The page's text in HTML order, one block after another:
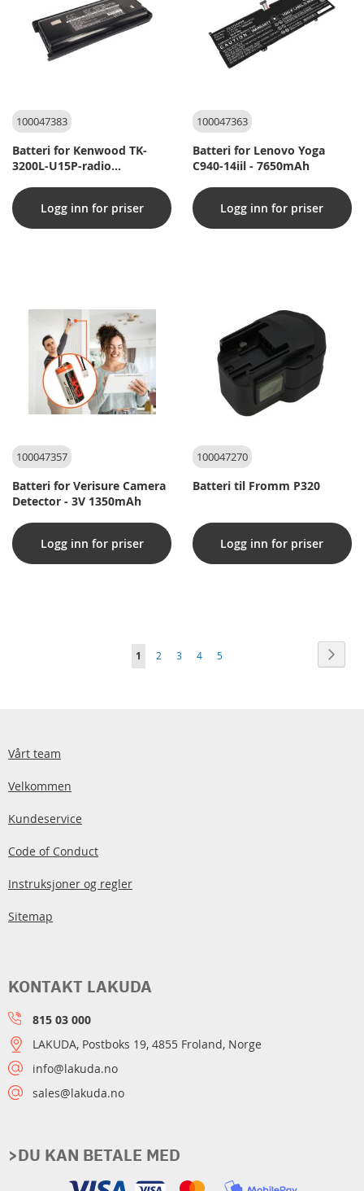
100047383
Batteri for Kenwood TK-
3200L-U15P-radio
Logg inn for priser
100047363
Batteri for Lenovo Yoga
C940-14iil - 7650mAh
Logg inn for priser
100047357
Batteri for Verisure Camera
Detector - 3V 1350mAh
Logg inn for priser
100047270
Batteri til Fromm P320
Logg inn for priser
You're
1 Side
2 Side
3 Side
4 Side
5
Vårt team
Velkommen
Kundeservice
Code of Conduct
Instruksjoner og regler
Sitemap
>DU KAN BETALE MED
KONTAKT LAKUDA
815 03 000
LAKUDA, Postboks 19, 4855 Froland, Norge
info@lakuda.no
sales@lakuda.no